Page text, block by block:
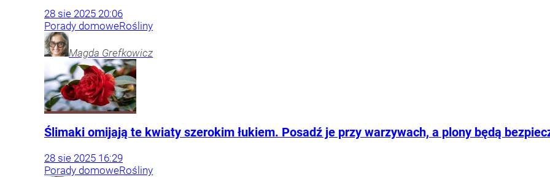
28 sie 2025 20:06
Porady domoweRośliny
Magda Grefkowicz
Ślimaki omijają te kwiaty szerokim łukiem. Posadź je przy warzywach, a plony będą
28 sie 2025 16:29
Porady domoweRośliny